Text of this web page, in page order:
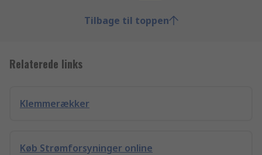
Tilbage til toppen
Relaterede links
Klemmerækker
Køb Strømforsyninger online